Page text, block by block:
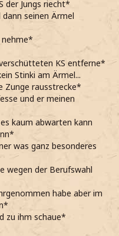
der Jungs riecht*
seinen Ärmel
KS entferne*
Stinki am Ärmel...
Zunge rausstrecke*
und er meinen
kaum abwarten kann
was ganz besonderes
wegen der Berufswahl
habe aber im
zu ihm schaue*